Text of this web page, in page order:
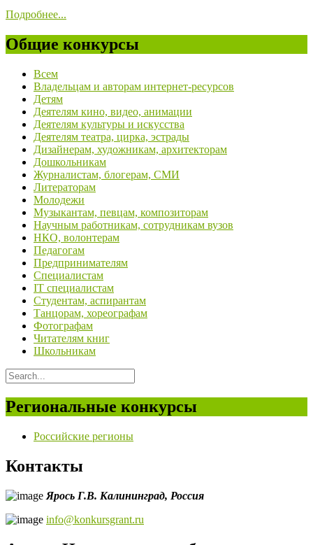
Подробнее...
Общие конкурсы
Всем
Владельцам и авторам интернет-ресурсов
Детям
Деятелям кино, видео, анимации
Деятелям культуры и искусства
Деятелям театра, цирка, эстрады
Дизайнерам, художникам, архитекторам
Дошкольникам
Журналистам, блогерам, СМИ
Литераторам
Молодежи
Музыкантам, певцам, композиторам
Научным работникам, сотрудникам вузов
НКО, волонтерам
Педагогам
Предпринимателям
Специалистам
IT специалистам
Студентам, аспирантам
Танцорам, хореографам
Фотографам
Читателям книг
Школьникам
Региональные конкурсы
Российские регионы
Контакты
Ярось Г.В. Калининград, Россия
info@konkursgrant.ru